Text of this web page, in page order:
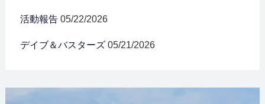
活動報告 05/22/2026
デイブ＆バスターズ 05/21/2026